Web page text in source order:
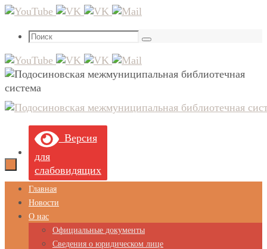
Перейти
содержимому
Что
Поиск
Версия
для
слабовидящих
Перейти
содержимому
Главная
Новости
О нас
Официальные документы
Сведения о юридическом лице